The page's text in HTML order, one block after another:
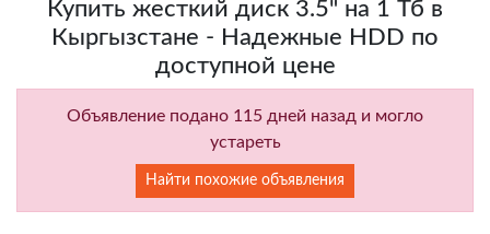
Купить жесткий диск 3.5" на 1 Тб в
Кыргызстане - Надежные HDD по
доступной цене
Объявление подано 115 дней назад и могло
устареть
Найти похожие объявления